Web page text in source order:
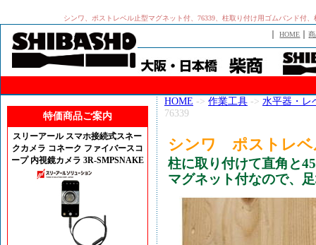
シンワ、ポストレベル止型マグネット付、76339、柱取り付け用ゴムバンド
｜HOME ｜
特価商品ご案内
スリーアール スマホ接続式スネー
クカメラ コネーク ファイバースコ
ープ 内視鏡カメラ 3R-SMPSNAKE
HOME -> 作業工具 -> 水平器・レ
76339
シンワ ポストレベ
柱に取り付けて直角と
マグネット付なので、